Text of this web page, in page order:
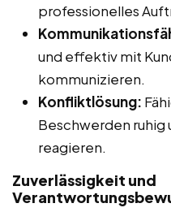
professionelles
und effektiv mit
kommunizieren.
Konfliktlösung:
Beschwerden ruhig
reagieren.
Zuverlässigkeit und